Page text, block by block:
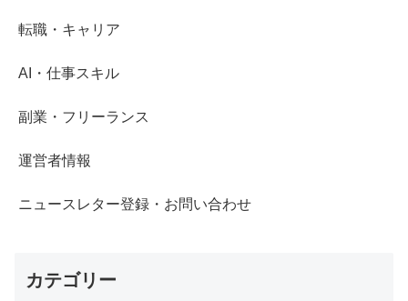
転職・キャリア
AI・仕事スキル
副業・フリーランス
運営者情報
ニュースレター登録・お問い合わせ
カテゴリー